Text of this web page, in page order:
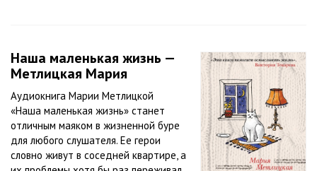
Наша маленькая жизнь —
Метлицкая Мария
Аудиокнига Марии Метлицкой
«Наша маленькая жизнь» станет
отличным маяком в жизненной буре
для любого слушателя. Ее герои
словно живут в соседней квартире, а